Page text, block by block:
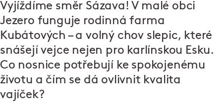
Vyjíždíme směr Sázava! V malé obci
Jezero funguje rodinná farma
Kubátových – a volný chov slepic, které
snášejí vejce nejen pro karlínskou Esku.
Co nosnice potřebují ke spokojenému
životu a čím se dá ovlivnit kvalita
vajíček?